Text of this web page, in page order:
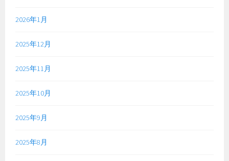
2026年1月
2025年12月
2025年11月
2025年10月
2025年9月
2025年8月